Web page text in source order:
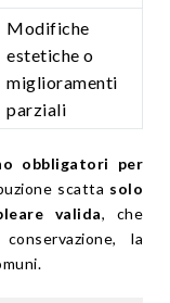
Modifiche
estetiche o
miglioramenti
parziali
obbligatori per
scatta solo
valida, che
la